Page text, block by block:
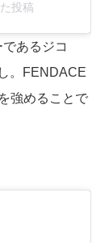
投稿
あるジコ
。FENDACE
強めることで